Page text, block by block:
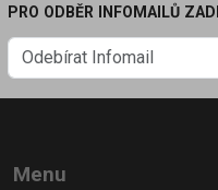
PRO ODBĚR INFOMAILŮ
Menu